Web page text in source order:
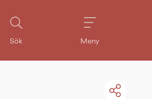
Sök Meny